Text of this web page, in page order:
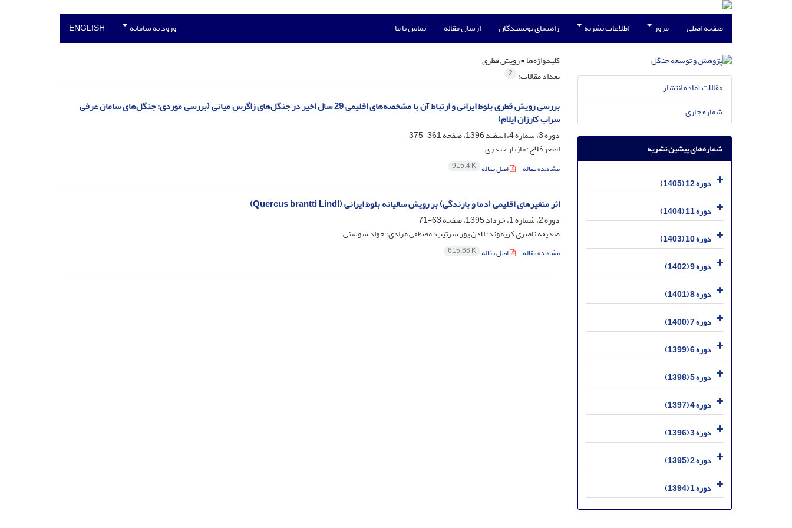
صفحه اصلی مرور اطلاعات نشریه راهنمای نویسندگان ارسال مقاله تماس با ما ورود به سامانه ENGLISH
کلیدواژه‌ها =رویش قطری
تعداد مقالات: 2
بررسی رویش قطری بلوط ایرانی و ارتباط آن با مشخصه‌های اقلیمی 29 سال اخیر در جنگل‌های زاگرس میانی (بررسی موردی: جنگل‌های سامان عرفی
سراب کارزان ایلام)
دوره 3، شماره 4، اسفند 1396، صفحه
361-375
اصغر فلاح؛ مازیار حیدری
مشاهده مقاله اصل مقاله 915.4 K
اثر متغیرهای اقلیمی (دما و بارندگی) بر رویش سالیانه بلوط ایرانی (Quercus brantti Lindl)
دوره 2، شماره 1، خرداد 1395، صفحه
63-71
صدیقه ناصری کریموند؛ لادن پور سرتیپ؛ مصطفی مرادی؛ جواد سوسنی
مشاهده مقاله اصل مقاله 615.66 K
مقالات آماده انتشار
شماره جاری
شماره‌های پیشین نشریه
دوره 12 (1405)
دوره 11 (1404)
دوره 10 (1403)
دوره 9 (1402)
دوره 8 (1401)
دوره 7 (1400)
دوره 6 (1399)
دوره 5 (1398)
دوره 4 (1397)
دوره 3 (1396)
دوره 2 (1395)
دوره 1 (1394)